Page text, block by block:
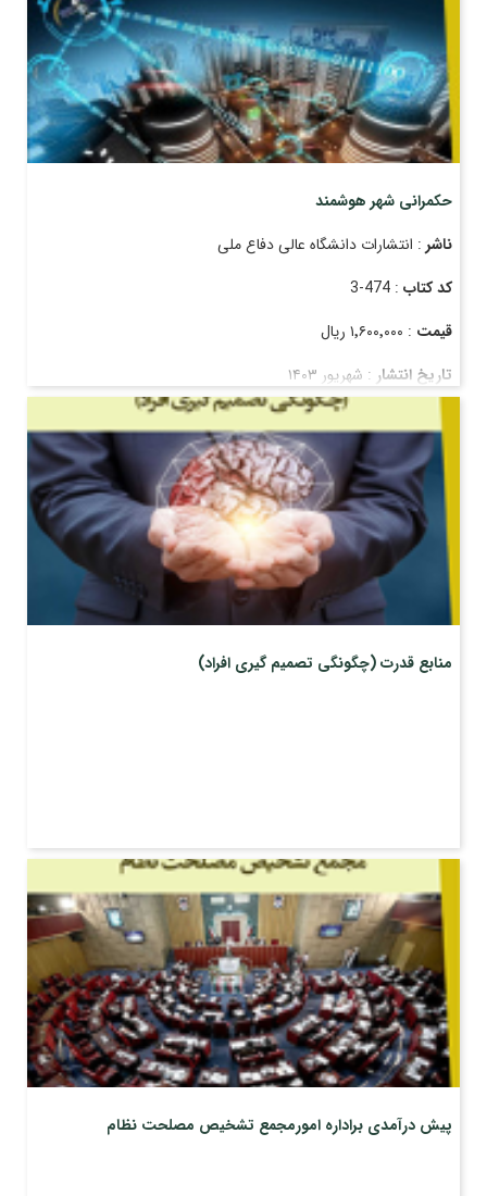
حکمرانی شهر هوشمند
ناشر : انتشارات دانشگاه عالی دفاع ملی
کد کتاب : 474-3
قیمت : ۱٬۶۰۰٬۰۰۰ ریال
تاریخ انتشار : شهریور ۱۴۰۳
منابع قدرت (چگونگی تصمیم گیری افراد)
پیش درآمدی براداره امورمجمع تشخیص مصلحت نظام